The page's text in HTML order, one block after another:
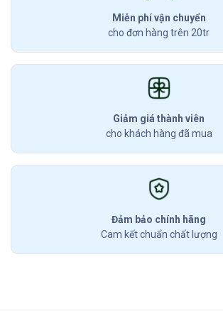
Miễn phí vận chuyển
cho đơn hàng trên 20tr
Giảm giá thành viên
cho khách hàng đã mua
Đảm bảo chính hãng
Cam kết chuẩn chất lượng